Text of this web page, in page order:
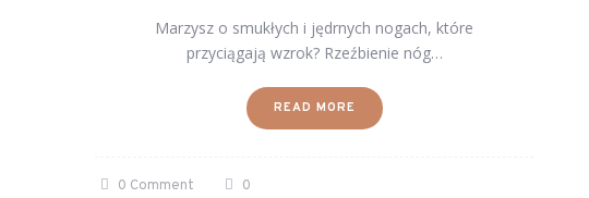
Marzysz o smukłych i jędrnych nogach, które
przyciągają wzrok? Rzeźbienie nóg…
READ MORE
0 Comment 0